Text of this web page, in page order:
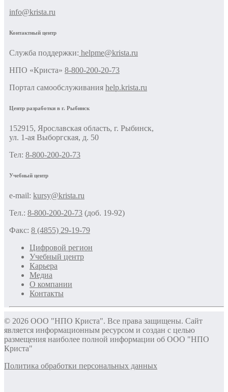
info@krista.ru
Контактный центр
Cлужба поддержки: helpme@krista.ru
НПО «Криста» 8-800-200-20-73
Портал самообслуживания help.krista.ru
Центр разработки в г. Рыбинск
152915, Ярославская область, г. Рыбинск,
ул. 1-ая Выборгская, д. 50
Тел: 8-800-200-20-73
Учебный центр
e-mail: kursy@krista.ru
Тел.: 8-800-200-20-73 (доб. 19-92)
Факс: 8 (4855) 29-19-79
Цифровой регион
Учебный центр
Карьера
Медиа
О компании
Контакты
© 2026 ООО "НПО Криста". Все права защищены. Сайт
является информационным ресурсом и создан с целью
размещения наиболее полной информации об ООО "НПО
Криста"
Политика обработки персональных данных